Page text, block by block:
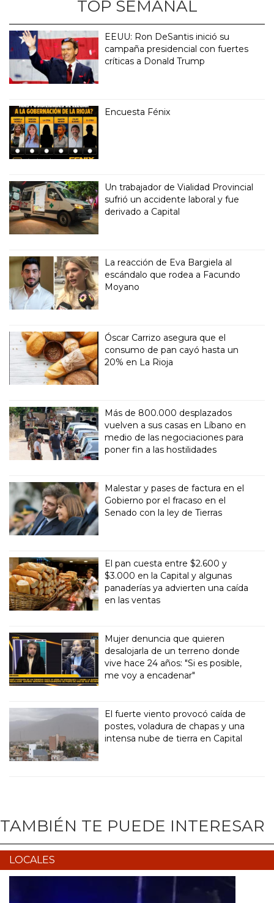
TOP SEMANAL
EEUU: Ron DeSantis inició su
campaña presidencial con fuertes
críticas a Donald Trump
Encuesta Fénix
Un trabajador de Vialidad Provincial
sufrió un accidente laboral y fue
derivado a Capital
La reacción de Eva Bargiela al
escándalo que rodea a Facundo
Moyano
Óscar Carrizo asegura que el
consumo de pan cayó hasta un
20% en La Rioja
Más de 800.000 desplazados
vuelven a sus casas en Líbano en
medio de las negociaciones para
poner fin a las hostilidades
Malestar y pases de factura en el
Gobierno por el fracaso en el
Senado con la ley de Tierras
El pan cuesta entre $2.600 y
$3.000 en la Capital y algunas
panaderías ya advierten una caída
en las ventas
Mujer denuncia que quieren
desalojarla de un terreno donde
vive hace 24 años: "Si es posible,
me voy a encadenar"
El fuerte viento provocó caída de
postes, voladura de chapas y una
intensa nube de tierra en Capital
TAMBIÉN TE PUEDE INTERESAR
LOCALES